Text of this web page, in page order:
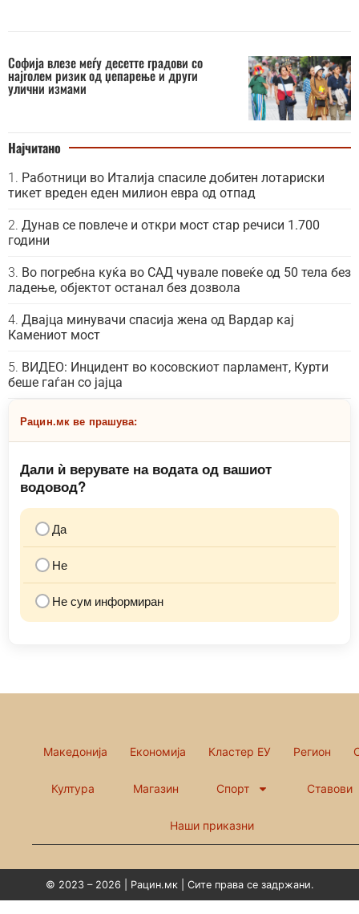
Софија влезе меѓу десетте градови со
најголем ризик од џепарење и други
улични измами
Најчитано
Работници во Италија спасиле добитен лотариски
тикет вреден еден милион евра од отпад
Дунав се повлече и откри мост стар речиси 1.700
години
Во погребна куќа во САД чувале повеќе од 50 тела без
ладење, објектот останал без дозвола
Двајца минувачи спасија жена од Вардар кај
Камениот мост
ВИДЕО: Инцидент во косовскиот парламент, Курти
беше гаѓан со јајца
Рацин.мк ве прашува:
Дали ѝ верувате на водата од вашиот
водовод?
Да
Не
Не сум информиран
Македонија Економија Кластер ЕУ Регион
Култура Магазин Спорт Ставови
Наши приказни
© 2023 – 2026 | Рацин.мк | Сите права се задржани.